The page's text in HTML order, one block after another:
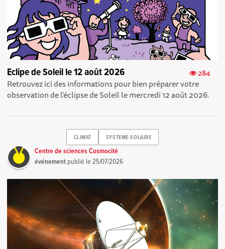
284
Eclipe de Soleil le 12 août 2026
Retrouvez ici des informations pour bien préparer votre
observation de l'éclipse de Soleil le mercredi 12 août 2026.
CLIMAT SYSTEME-SOLAIRE
Centre de sciences Cosmocité
événement publié le25/07/2026